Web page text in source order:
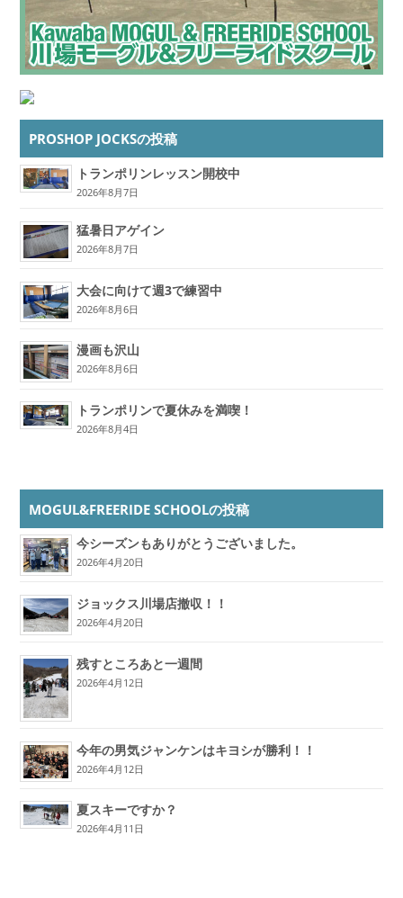
PROSHOP JOCKSの投稿
トランポリンレッスン開校中
2026年8月7日
猛暑日アゲイン
2026年8月7日
大会に向けて週3で練習中
2026年8月6日
漫画も沢山
2026年8月6日
トランポリンで夏休みを満喫！
2026年8月4日
MOGUL&FREERIDE SCHOOLの投稿
今シーズンもありがとうございました。
2026年4月20日
ジョックス川場店撤収！！
2026年4月20日
残すところあと一週間
2026年4月12日
今年の男気ジャンケンはキヨシが勝利！！
2026年4月12日
夏スキーですか？
2026年4月11日